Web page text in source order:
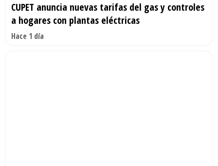
CUPET anuncia nuevas tarifas del gas y controles
a hogares con plantas eléctricas
Hace 1 día